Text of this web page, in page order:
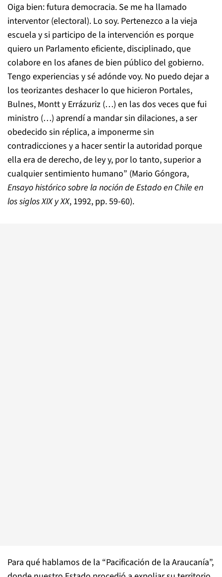
Oiga bien: futura democracia. Se me ha llamado
interventor (electoral). Lo soy. Pertenezco a la vieja
escuela y si participo de la intervención es porque
quiero un Parlamento eficiente, disciplinado, que
colabore en los afanes de bien público del gobierno.
Tengo experiencias y sé adónde voy. No puedo dejar a
los teorizantes deshacer lo que hicieron Portales,
Bulnes, Montt y Errázuriz (…) en las dos veces que fui
ministro (…) aprendí a mandar sin dilaciones, a ser
obedecido sin réplica, a imponerme sin
contradicciones y a hacer sentir la autoridad porque
ella era de derecho, de ley y, por lo tanto, superior a
cualquier sentimiento humano” (Mario Góngora,
Ensayo histórico sobre la noción de Estado en Chile en
los siglos XIX y XX, 1992, pp. 59-60).
Para qué hablamos de la “Pacificación de la Araucanía”,